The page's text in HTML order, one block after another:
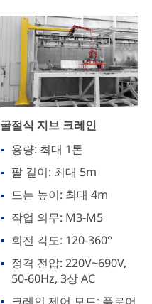
굴절식 지브 크레인
용량: 최대 1톤
팔 길이: 최대 5m
드는 높이: 최대 4m
작업 의무: M3-M5
회전 각도: 120-360°
정격 전압: 220V~690V,
50-60Hz, 3상 AC